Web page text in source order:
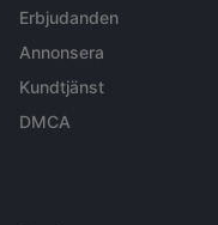
Erbjudanden
Annonsera
Kundtjänst
DMCA